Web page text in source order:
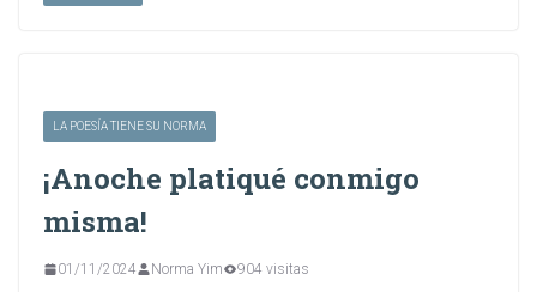
LA POESÍA TIENE SU NORMA
¡Anoche platiqué conmigo
misma!
01/11/2024 Norma Yim 904 visitas